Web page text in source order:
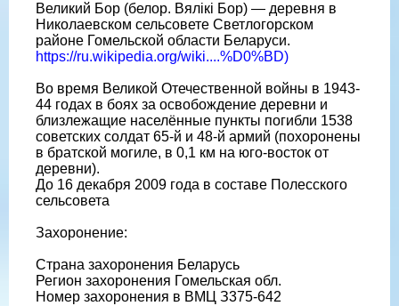
Великий Бор (белор. Вялікі Бор) — деревня в
Николаевском сельсовете Светлогорском
районе Гомельской области Беларуси.
https://ru.wikipedia.org/wiki....%D0%BD)
Во время Великой Отечественной войны в 1943-
44 годах в боях за освобождение деревни и
близлежащие населённые пункты погибли 1538
советских солдат 65-й и 48-й армий (похоронены
в братской могиле, в 0,1 км на юго-восток от
деревни).
До 16 декабря 2009 года в составе Полесского
сельсовета
Захоронение:
Страна захоронения Беларусь
Регион захоронения Гомельская обл.
Номер захоронения в ВМЦ З375-642